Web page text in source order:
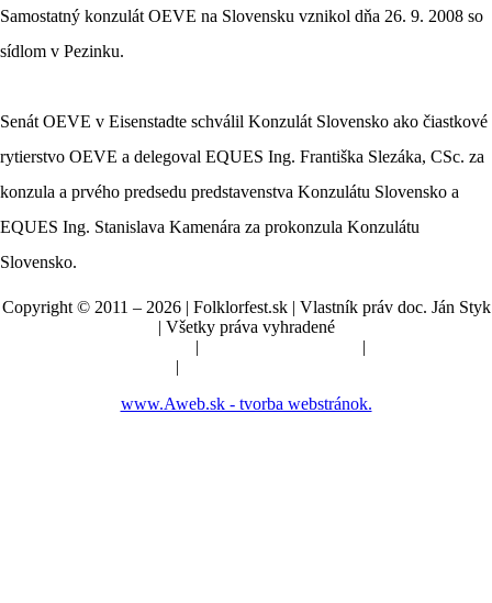
Samostatný konzulát OEVE na Slovensku vznikol dňa 26. 9. 2008 so
sídlom v Pezinku.
Senát OEVE v Eisenstadte schválil Konzulát Slovensko ako čiastkové
rytierstvo OEVE a delegoval EQUES Ing. Františka Slezáka, CSc. za
konzula a prvého predsedu predstavenstva Konzulátu Slovensko a
EQUES Ing. Stanislava Kamenára za prokonzula Konzulátu
Slovensko.
Copyright © 2011 – 2026 | Folklorfest.sk | Vlastník práv doc. Ján Styk
| Všetky práva vyhradené
| |
|
www.Aweb.sk - tvorba webstránok.